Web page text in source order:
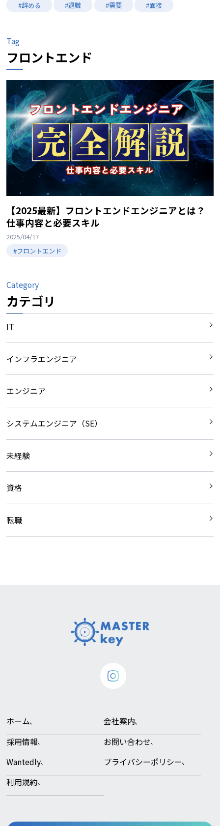
#辞める
#退職 #需要 #面接
Tag
フロントエンド
【2025最新】フロントエンドエンジニアとは？
仕事内容と必要スキル
2025/04/17
#フロントエンド
Category
カテゴリ
IT
インフラエンジニア
エンジニア
システムエンジニア（SE）
未経験
資格
転職
ホーム
会社案内
採用情報
お問い合わせ
Wantedly
プライバシーポリシー
利用規約